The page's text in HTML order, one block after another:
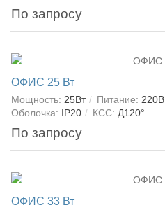
По запросу
ОФИС 25 Вт
Мощность: 25Вт Питание: 220В
Оболочка: IP20 КСС: Д120°
По запросу
ОФИС 33 Вт